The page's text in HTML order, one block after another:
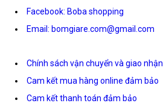
Facebook: Boba shopping
Email: bomgiare.com@gmail.com
Chính sách vận chuyển và giao nhận
Cam kết mua hàng online đảm bảo
Cam kết thanh toán đảm bảo